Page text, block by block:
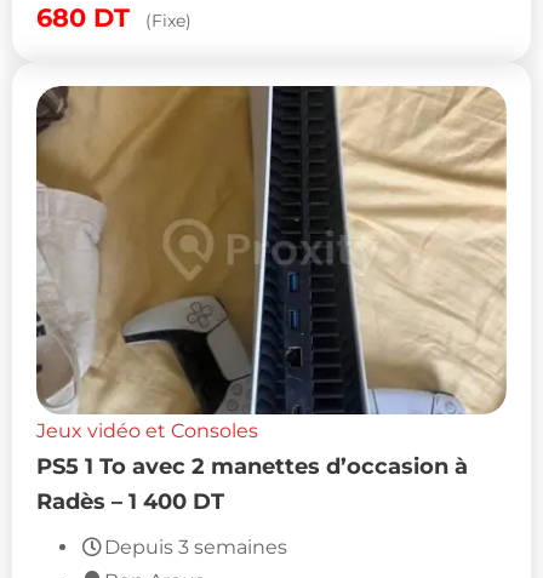
680 DT (Fixe)
Jeux vidéo et Consoles
PS5 1 To avec 2 manettes d’occasion à
Radès – 1 400 DT
Depuis 3 semaines